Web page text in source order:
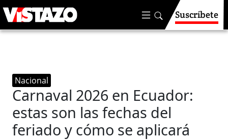
Suscríbete
Nacional
Carnaval 2026 en Ecuador:
estas son las fechas del
feriado y cómo se aplicará